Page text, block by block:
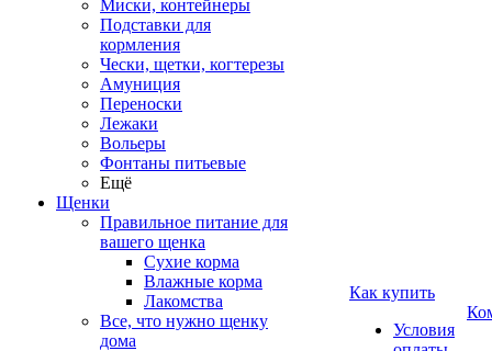
Миски, контейнеры
Подставки для
кормления
Чески, щетки, когтерезы
Амуниция
Переноски
Лежаки
Вольеры
Фонтаны питьевые
Ещё
Щенки
Правильное питание для
вашего щенка
Сухие корма
Влажные корма
Лакомства
Все, что нужно щенку
дома
Как купить
Условия